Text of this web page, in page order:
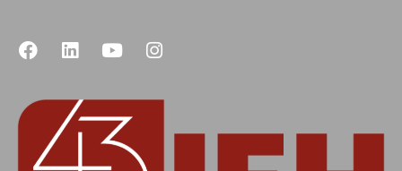
a
c
b
k
i
n
e
d
o
u
u
b
e
n
s
a